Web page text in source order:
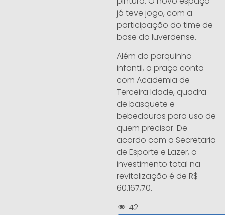
já teve jogo, com a
participação do time de
base do luverdense.
Além do parquinho
infantil, a praça conta
com Academia de
Terceira Idade, quadra
de basquete e
bebedouros para uso de
quem precisar. De
acordo com a Secretaria
de Esporte e Lazer, o
investimento total na
revitalização é de R$
60.167,70.
42